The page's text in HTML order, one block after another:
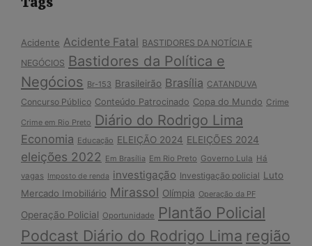
Acidente Acidente Fatal BASTIDORES DA NOTÍCIA E
NEGÓCIOS Bastidores da Política e
Negócios Br-153 Brasileirão Brasília CATANDUVA
Concurso Público Conteúdo Patrocinado Copa do Mundo Crime
Crime em Rio Preto Diário do Rodrigo Lima
Economia Educação ELEIÇÃO 2024 ELEIÇÕES 2024
eleições 2022 Em Brasília Em Rio Preto Governo Lula Há
vagas
Imposto de renda investigação Investigação policial Luto
Mercado Imobiliário Mirassol Olímpia Operação da PF
Operação Policial Oportunidade Plantão Policial
Podcast Diário do Rodrigo Lima região